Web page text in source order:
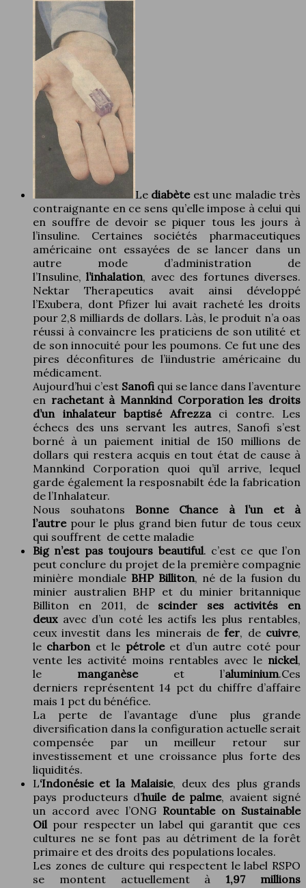
Le diabèteest une maladie très
contraignante en ce sens qu’elle impose à celui qui
en souffre de devoir se piquer tous les jours à
l’insuline. Certaines sociétés pharmaceutiques
américaine ont essayées de se lancer dans un
autre mode d’administration de
l’Insuline,l’inhalation, avec des fortunes diverses.
Nektar Therapeutics avait ainsi développé
l’Exubera, dont Pfizer lui avait racheté les droits
pour 2,8 milliards de dollars. Làs, le produit n’a oas
réussi à convaincre les praticiens de son utilité et
de son innocuité pour les poumons. Ce fut une des
pires déconfitures de l’iindustrie américaine du
médicament.
Aujourd’hui c’est Sanofi qui se lance dans l’aventure
en rachetant à Mannkind Corporation les droits
d’un inhalateur baptisé Afrezzaci contre. Les
échecs des uns servant les autres, Sanofi s’est
borné à un paiement initial de 150 millions de
dollars qui restera acquis en tout état de cause à
Mannkind Corporation quoi qu’il arrive, lequel
garde également la resposnabilt éde la fabrication
de l’Inhalateur.
Nous souhatons Bonne Chance à l’un et à
l’autrepour le plus grand bien futur de tous ceux
qui souffrent de cette maladie
Big n’est pas toujours beautiful. c’est ce que l’on
peut conclure du projet de la première compagnie
minière mondialeBHP Billiton, né de la fusion du
minier australien BHP et du minier britannique
Billiton en 2011, de scinder ses activités en
deuxavec d’un coté les actifs les plus rentables,
ceux investit dans les minerais defer, de cuivre,
le charbon et le pétroleet d’un autre coté pour
vente les activité moins rentables avec le nickel,
le manganèseet l’aluminium.Ces
derniers représentent 14 pct du chiffre d’affaire
mais 1 pct du bénéfice.
La perte de l’avantage d’une plus grande
diversification dans la configuration actuelle serait
compensée par un meilleur retour sur
investissement et une croissance plus forte des
liquidités.
L‘Indonésie et la Malaisie, deux des plus grands
pays producteurs d’huile de palme, avaient signé
un accord avec l’ONG Rountable on Sustainable
Oil pour respecter un label qui garantit que ces
cultures ne se font pas au détriment de la forêt
primaire et des droits des populations locales.
Les zones de culture qui respectent le label RSPO
se montent actuellement à 1,97 millions